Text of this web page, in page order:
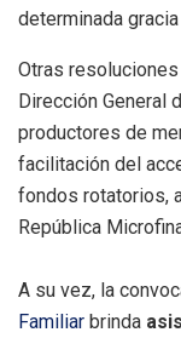
determinada
Otras
Dirección General
productores de
facilitación del
fondos rotatorios,
República
A su vez, la
Familiar brinda